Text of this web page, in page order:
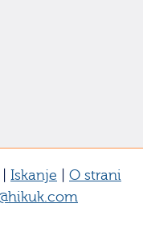
Iskanje
O strani